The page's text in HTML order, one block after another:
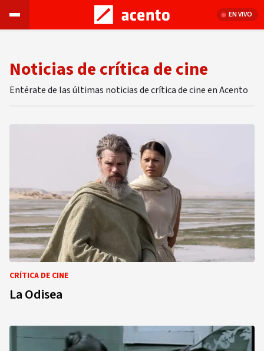
EN VIVO
Noticias de crítica de cine
Entérate de las últimas noticias de crítica de cine en Acento
CRÍTICA DE CINE
La Odisea